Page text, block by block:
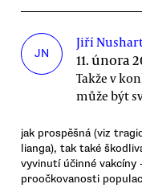
JN
Jiří
11. února
Takže v
může být
jak prospěšná (viz
lianga), tak také
vyvinutí účinné vakcíny
proočkovanosti